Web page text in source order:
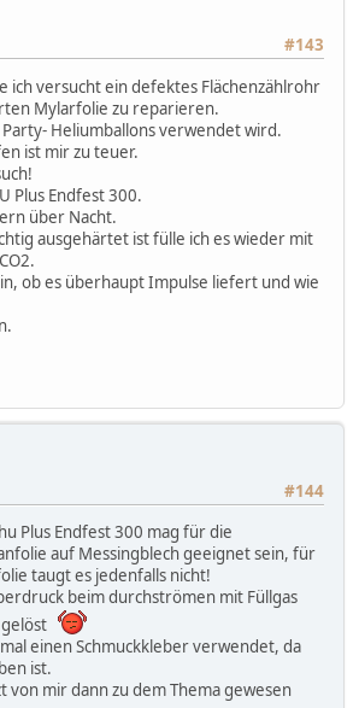
#143
ich versucht ein defektes Flächenzählrohr
Mylarfolie zu reparieren.
Heliumballons verwendet wird.
ist mir zu teuer.
Plus Endfest 300.
über Nacht.
ausgehärtet ist fülle ich es wieder mit
ob es überhaupt Impulse liefert und wie
#144
Plus Endfest 300 mag für die
auf Messingblech geeignet sein, für
taugt es jedenfalls nicht!
beim durchströmen mit Füllgas
einen Schmuckkleber verwendet, da
ist.
von mir dann zu dem Thema gewesen